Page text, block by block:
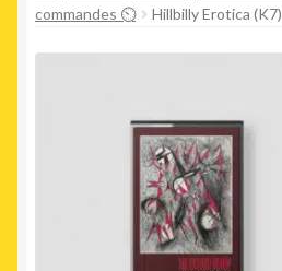
Précommandes
commandes ⏲
Hillbilly Erotica (K7)